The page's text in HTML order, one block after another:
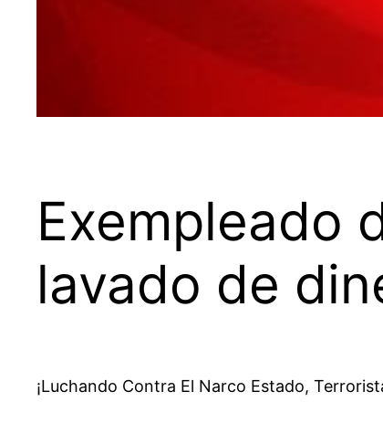
Exempleado
lavado de
¡Luchando Contra El Narco Estado,